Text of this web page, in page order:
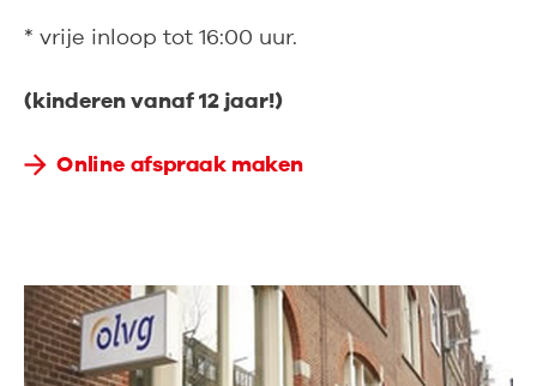
* vrije inloop tot 16:00 uur.
(kinderen vanaf 12 jaar!)
Online afspraak maken